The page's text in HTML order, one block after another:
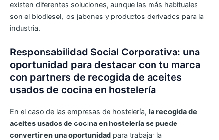
existen diferentes soluciones, aunque las más habituales
son el biodiesel, los jabones y productos derivados para la
industria.
Responsabilidad Social Corporativa: una
oportunidad para destacar con tu marca
con partners de recogida de aceites
usados de cocina en hostelería
En el caso de las empresas de hostelería, la recogida de
aceites usados de cocina en hostelería se puede
convertir en una oportunidad para trabajar la